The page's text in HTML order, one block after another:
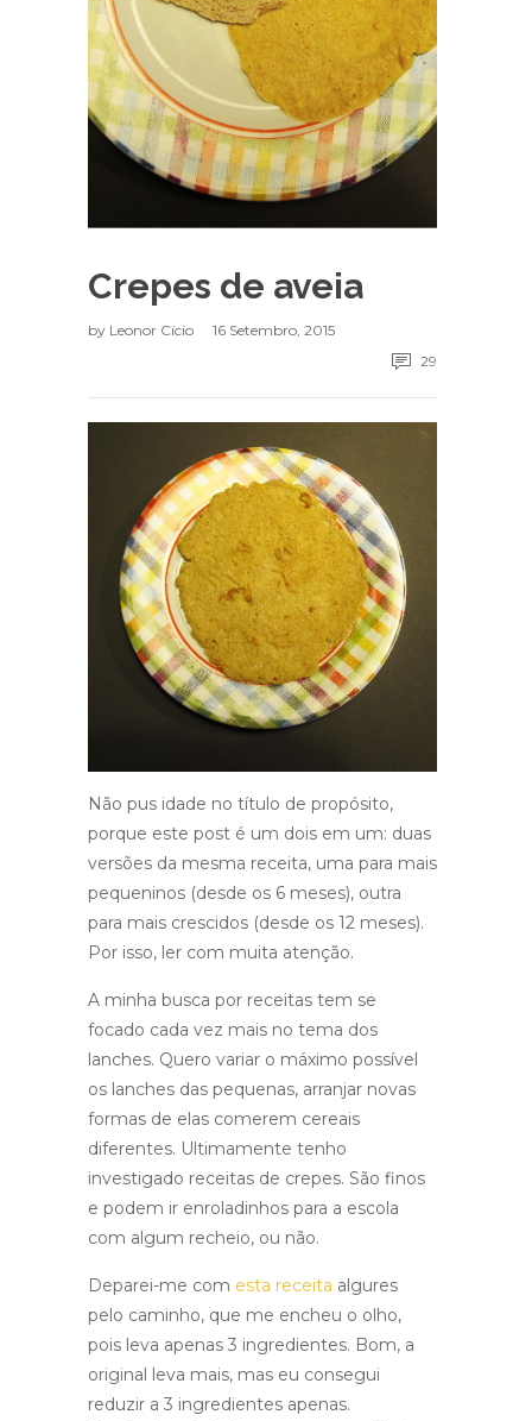
Crepes de aveia
by Leonor Cício
16 Setembro, 2015
29
Não pus idade no título de propósito,
porque este post é um dois em um: duas
versões da mesma receita, uma para mais
pequeninos (desde os 6 meses), outra
para mais crescidos (desde os 12 meses).
Por isso, ler com muita atenção.
A minha busca por receitas tem se
focado cada vez mais no tema dos
lanches. Quero variar o máximo possível
os lanches das pequenas, arranjar novas
formas de elas comerem cereais
diferentes. Ultimamente tenho
investigado receitas de crepes. São finos
e podem ir enroladinhos para a escola
com algum recheio, ou não.
Deparei-me com esta receita algures
pelo caminho, que me encheu o olho,
pois leva apenas 3 ingredientes. Bom, a
original leva mais, mas eu consegui
reduzir a 3 ingredientes apenas.